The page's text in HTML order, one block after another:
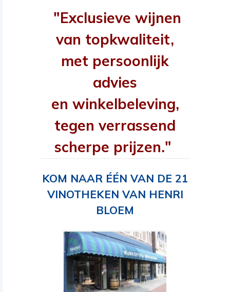
"Exclusieve wijnen
van topkwaliteit,
met persoonlijk
advies
en winkelbeleving,
tegen verrassend
scherpe prijzen."
KOM NAAR ÉÉN VAN DE 21
VINOTHEKEN VAN HENRI
BLOEM